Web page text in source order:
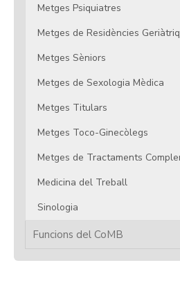
Metges Psiquiatres
Metges de Residències
Metges Sèniors
Metges de Sexologia Mèdica
Metges Titulars
Metges Toco-Ginecòlegs
Metges de Tractaments
Medicina del Treball
Sinologia
Funcions del CoMB